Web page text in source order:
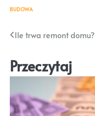
BUDOWA
Nawigacja
Ile trwa remont domu?
Przeczytaj